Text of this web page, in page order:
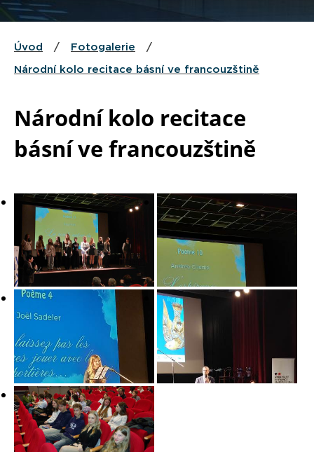
Úvod / Fotogalerie /
Národní kolo recitace básní ve francouzštině
Národní kolo recitace
básní ve francouzštině